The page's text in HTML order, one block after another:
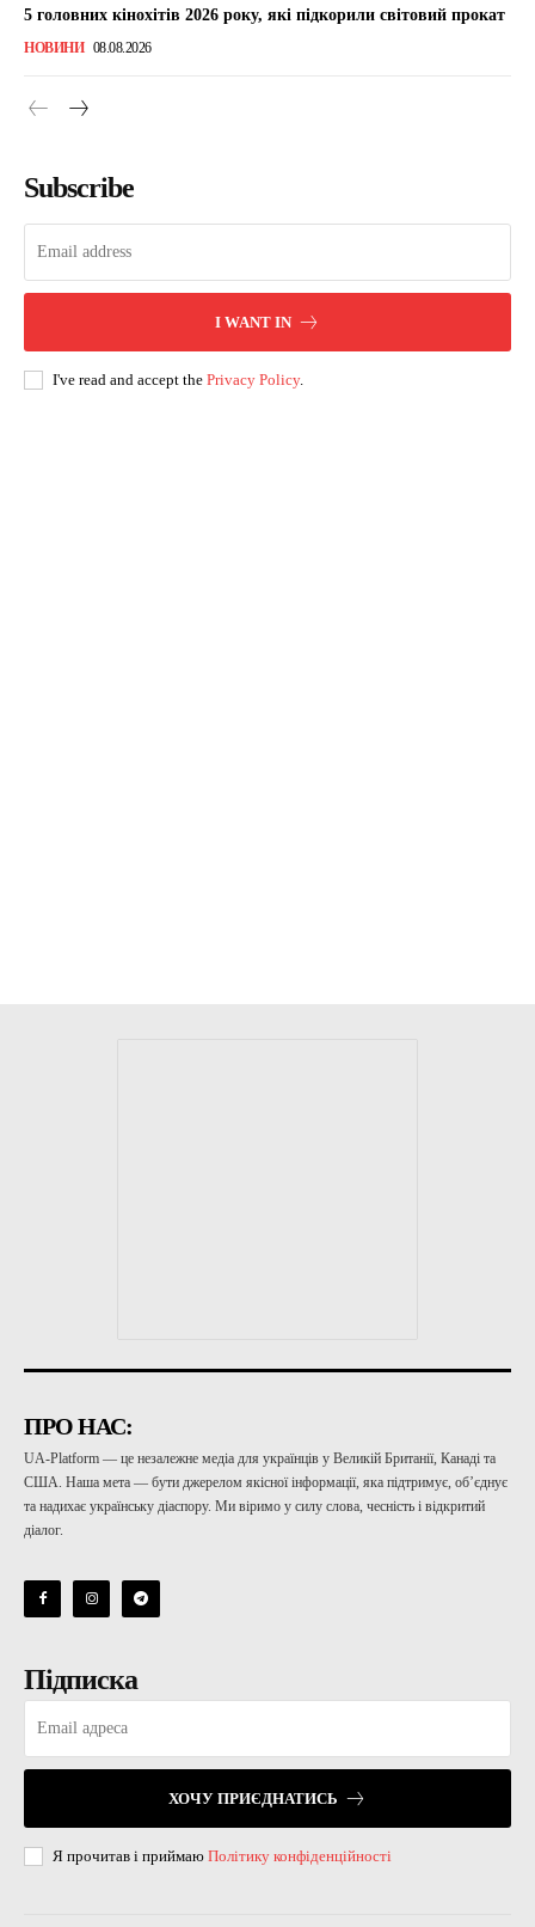
5 головних кінохітів 2026 року, які підкорили світовий прокат
НОВИНИ 08.08.2026
Subscribe
I WANT IN
I've read and accept the Privacy Policy.
ПРО НАС:
UA-Platform — це незалежне медіа для українців у Великій Британії, Канаді та
США. Наша мета — бути джерелом якісної інформації, яка підтримує, об’єднує
та надихає українську діаспору. Ми віримо у силу слова, чесність і відкритий
діалог.
Підписка
ХОЧУ ПРИЄДНАТИСЬ
Я прочитав і приймаю Політику конфіденційності